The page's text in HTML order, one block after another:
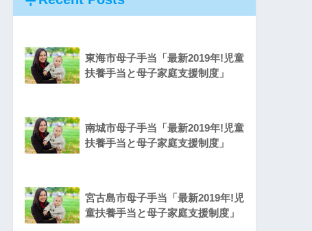
東海市母子手当「最新2019年!児童
扶養手当と母子家庭支援制度」
南城市母子手当「最新2019年!児童
扶養手当と母子家庭支援制度」
宮古島市母子手当「最新2019年!児
童扶養手当と母子家庭支援制度」